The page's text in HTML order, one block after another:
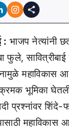
: भाजप नेत्यांनी
फुले,
महाविकास
भूमिका
प्रश्नांवर
महाविकास